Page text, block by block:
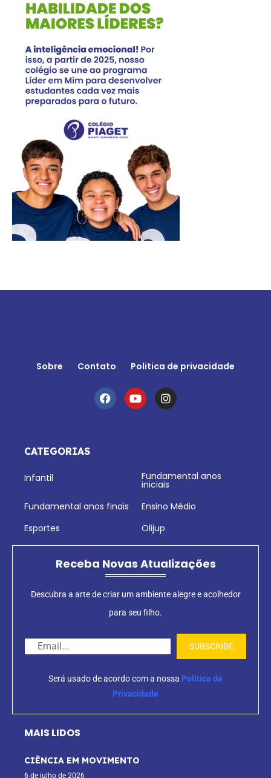
Sobre Contato Politica de privacidade
CATEGORIAS
Infantil Fundamental anos
iniciais
Fundamental anos finais
Ensino Médio
Esportes
Olijup
Receba Novas Atualizações
Descubra a arte de criar um ambiente alegre e acolhedor
para seu filho.
Será usado de acordo com a nossa Política de
Privacidade
MAIS LIDOS
CIÊNCIA EM MOVIMENTO
6 de julho de 2026